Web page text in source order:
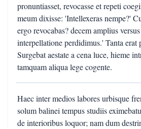
pronuntiasset, revocasse et repeti
meum dixisse: 'Intellexeras nempe?'
ergo revocabas? decem amplius
interpellatione perdidimus.' Tanta erat
Surgebat aestate a cena luce, hieme
tamquam aliqua lege cogente.
Haec inter medios labores urbisque
solum balinei tempus studiis
de interioribus loquor; nam dum